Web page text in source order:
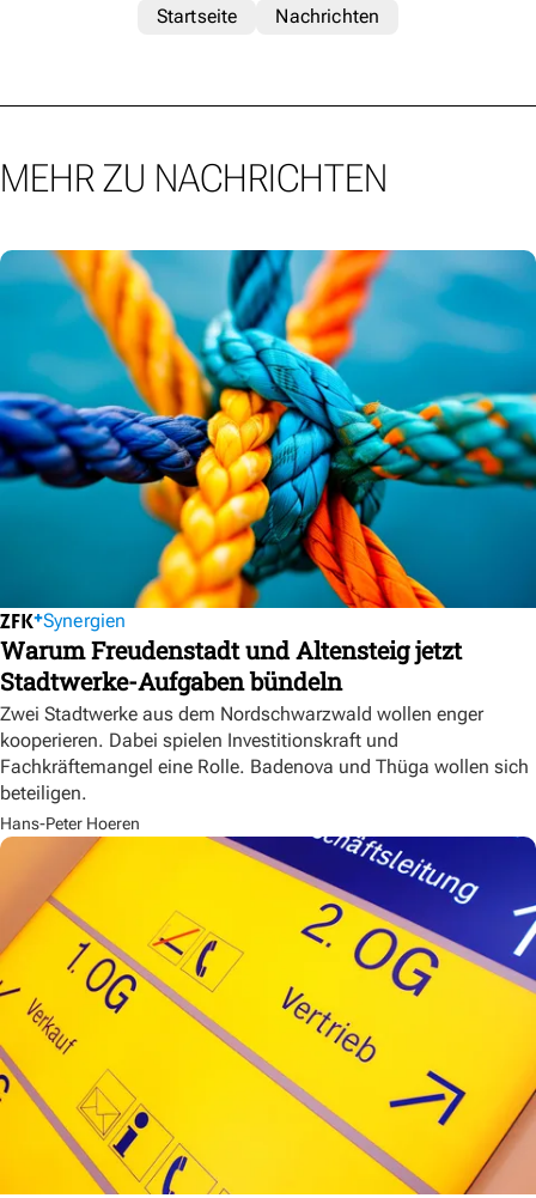
Startseite
Nachrichten
MEHR ZU NACHRICHTEN
Synergien
Warum Freudenstadt und Altensteig jetzt
Stadtwerke-Aufgaben bündeln
Zwei Stadtwerke aus dem Nordschwarzwald wollen enger
kooperieren. Dabei spielen Investitionskraft und
Fachkräftemangel eine Rolle. Badenova und Thüga wollen sich
beteiligen.
Hans-Peter Hoeren